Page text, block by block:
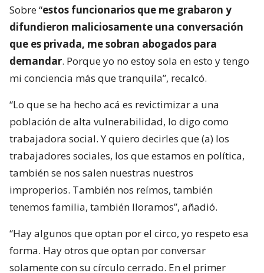
Sobre “estos funcionarios que me grabaron y
difundieron maliciosamente una conversación
que es privada, me sobran abogados para
demandar. Porque yo no estoy sola en esto y tengo
mi conciencia más que tranquila”, recalcó.
“Lo que se ha hecho acá es revictimizar a una
población de alta vulnerabilidad, lo digo como
trabajadora social. Y quiero decirles que (a) los
trabajadores sociales, los que estamos en política,
también se nos salen nuestras nuestros
improperios. También nos reímos, también
tenemos familia, también lloramos”, añadió.
“Hay algunos que optan por el circo, yo respeto esa
forma. Hay otros que optan por conversar
solamente con su círculo cerrado. En el primer